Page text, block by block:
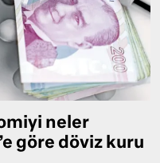
neler
göre döviz kuru